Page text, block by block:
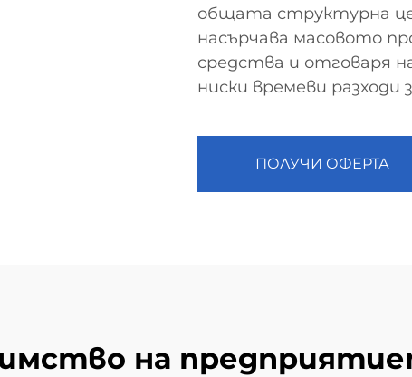
общата структурна
насърчава масовото
средства и отговаря
ниски времеви разходи
ПОЛУЧИ ОФЕРТА
на